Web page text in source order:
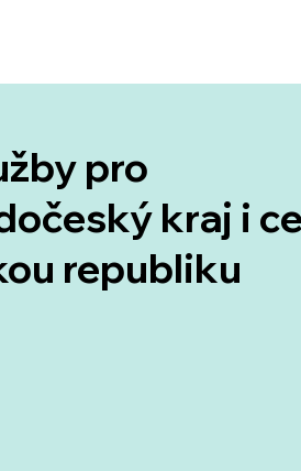
pro
kraj i
republiku